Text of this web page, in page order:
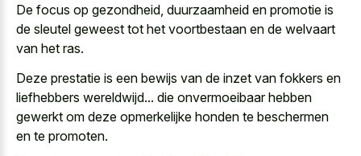
De focus op gezondheid, duurzaamheid en promotie is
de sleutel geweest tot het voortbestaan en de welvaart
van het ras.
Deze prestatie is een bewijs van de inzet van fokkers en
liefhebbers wereldwijd... die onvermoeibaar hebben
gewerkt om deze opmerkelijke honden te beschermen
en te promoten.